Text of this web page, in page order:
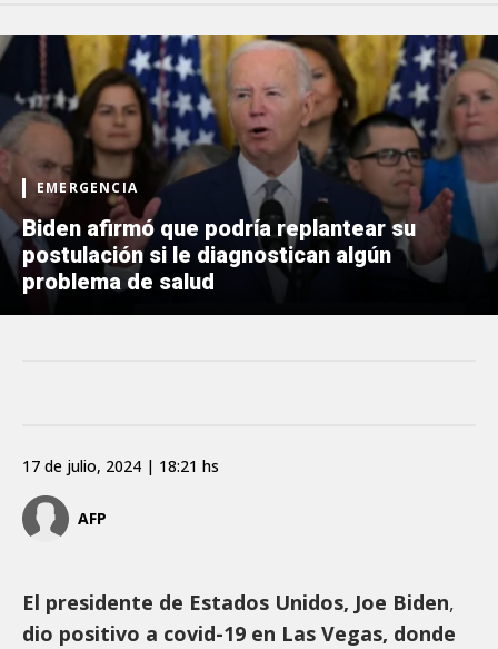
EMERGENCIA
Biden afirmó que podría replantear su
postulación si le diagnostican algún
problema de salud
AFP
17 de julio, 2024 | 18:21 hs
El presidente de Estados Unidos, Joe Biden,
dio positivo a covid-19 en Las Vegas, donde